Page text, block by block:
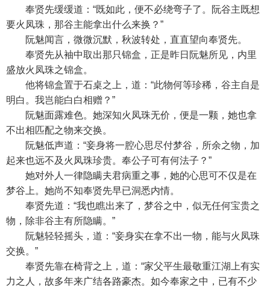
奉贤先缓缓道：“既如此，便不必绕弯子了。阮谷主既想
要火凤珠，那谷主能拿出什么来换？”
阮魅闻言，微微沉默，秋波转处，直直望向奉贤先。
奉贤先从袖中取出那只锦盒，正是昨日阮魅所见，内里
盛放火凤珠之锦盒。
他将锦盒置于石桌之上，道：“此物何等珍稀，谷主自是
明白。我岂能白白相赠？”
阮魅面露难色。她深知火凤珠无价，便是一颗，她也拿
不出相匹配之物来交换。
阮魅低声道：“妾身将一腔心思尽付梦谷，所余之物，加
起来也远不及火凤珠珍贵。奉公子可有何法子？”
她对外人一律隐瞒夫君病重之事，她的心思可不仅是在
梦谷上。她尚不知奉贤先早已洞悉内情。
奉贤先道：“我也瞧出来了，梦谷之中，似无任何宝贵之
物，除非谷主有所隐瞒。”
阮魅轻轻摇头，道：“妾身实在拿不出一物，能与火凤珠
交换。”
奉贤先靠在椅背之上，道：“家父平生最敬重江湖上有实
力之人，故多年来广结各路豪杰。如今奉家之中，已有不少